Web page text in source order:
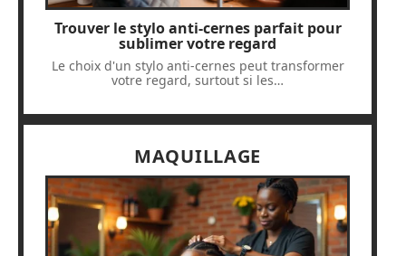
Trouver le stylo anti-cernes parfait pour
sublimer votre regard
Le choix d'un stylo anti-cernes peut transformer
votre regard, surtout si les…
MAQUILLAGE